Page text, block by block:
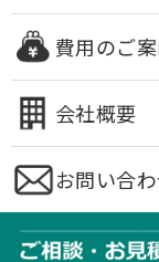
費用のご
会社概要
お問い合